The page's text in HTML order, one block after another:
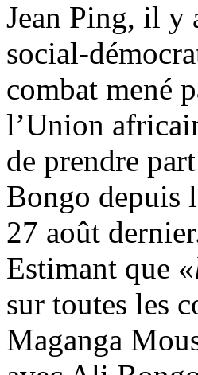
Jean Ping, il y
social-
combat mené
l’Union
de prendre
Bongo depuis
27 août
Estimant que «
sur toutes les
Maganga